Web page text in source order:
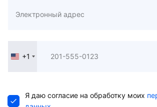
United
+1
Я даю согласие на обработку моих